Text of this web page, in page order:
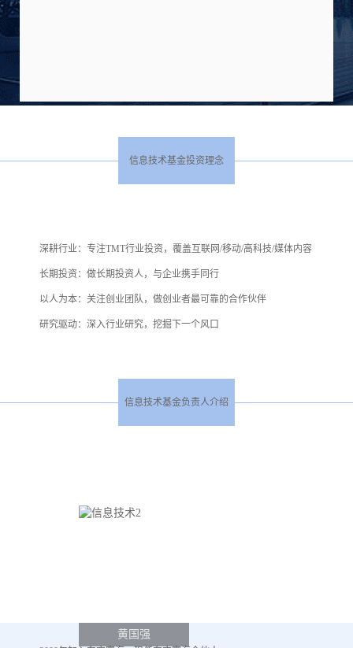
信息技术基金投资理念
深耕行业：专注TMT行业投资，覆盖互联网/移动/高科技/媒体内容
长期投资：做长期投资人，与企业携手同行
以人为本：关注创业团队，做创业者最可靠的合作伙伴
研究驱动：深入行业研究，挖掘下一个风口
信息技术基金负责人介绍
黄国强